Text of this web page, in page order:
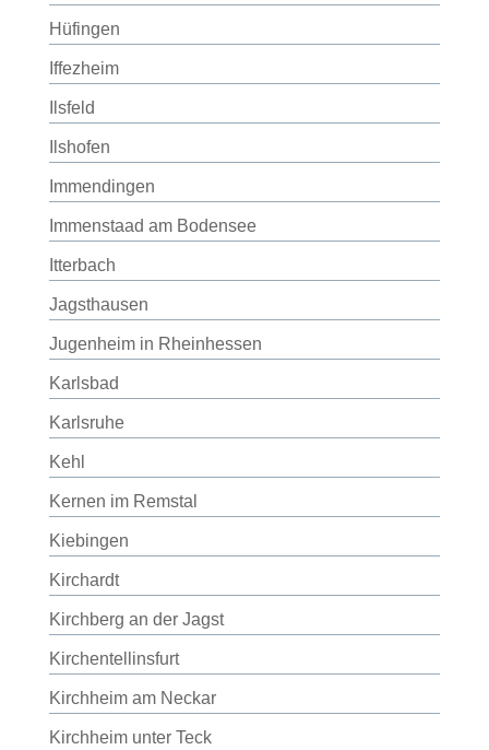
Hüfingen
Iffezheim
Ilsfeld
Ilshofen
Immendingen
Immenstaad am Bodensee
Itterbach
Jagsthausen
Jugenheim in Rheinhessen
Karlsbad
Karlsruhe
Kehl
Kernen im Remstal
Kiebingen
Kirchardt
Kirchberg an der Jagst
Kirchentellinsfurt
Kirchheim am Neckar
Kirchheim unter Teck